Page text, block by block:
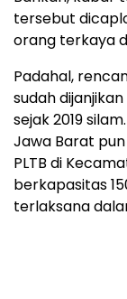
tersebut
orang terkaya
Padahal,
sudah
sejak 2019
Jawa Barat
PLTB di
berkapasitas
terlaksana